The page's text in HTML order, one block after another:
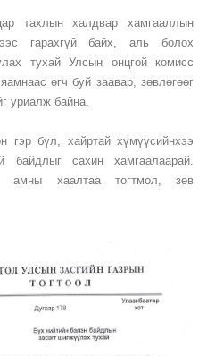
тахлын халдвар хамгааллын
гарахгүй байх, аль болох
тухай Улсын онцгой комисс
өгч буй заавар, зөвлөгөөг
уриалж байна.
гэр бүл, хайртай хүмүүсийнхээ
байдлыг сахин хамгаалаарай.
амны хаалтаа тогтмол, зөв